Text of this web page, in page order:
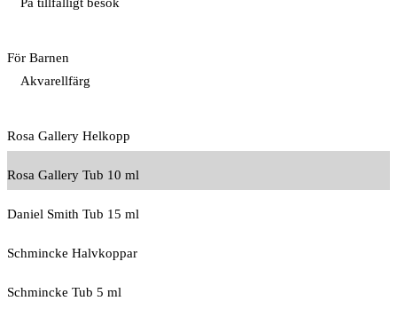
För Barnen
Akvarellfärg
Rosa Gallery Helkopp
Rosa Gallery Tub 10 ml
Daniel Smith Tub 15 ml
Schmincke Halvkoppar
Schmincke Tub 5 ml